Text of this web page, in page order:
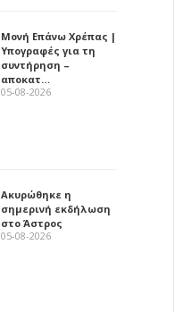
Μονή Επάνω Χρέπας |
Υπογραφές για τη
συντήρηση –
αποκατ…
05-08-2026
Ακυρώθηκε η
σημερινή εκδήλωση
στο Άστρος
05-08-2026